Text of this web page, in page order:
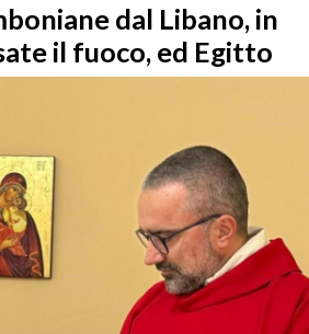
dal Libano, in
il fuoco, ed Egitto